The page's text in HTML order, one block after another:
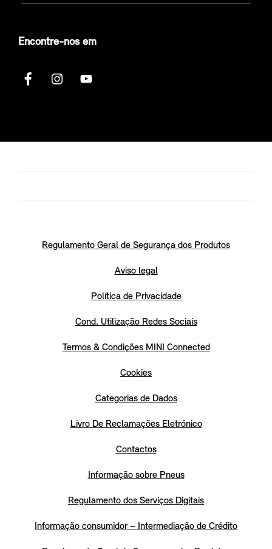
Encontre-nos em
Regulamento Geral de Segurança dos Produtos
Aviso legal
Política de Privacidade
Cond. Utilização Redes Sociais
Termos & Condições MINI Connected
Cookies
Categorias de Dados
Livro De Reclamações Eletrónico
Contactos
Informação sobre Pneus
Regulamento dos Serviços Digitais
Informação consumidor – Intermediação de Crédito